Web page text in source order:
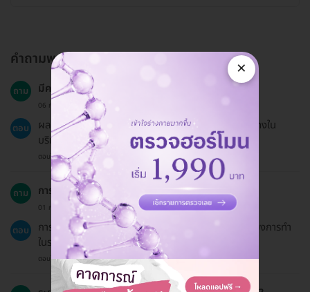
คำถามพบบ่อย
ถาม มีความเสี่ยงหรือผลข้างเคียงที่ควรรู้ไหม?
06 ก.ค. 2023
ตอบ
ผลข้างเคียงที่อาจเกิดขึ้นได้รวมถึงอาการบวม ช้ำ หรือแดงใน
บริเวณที่ฉีด แต่สามารถหายได้เองภายในไม่กี่วัน.
ตอบโดยทีมงาน HD
ถาม การฉีดฟิลเลอร์สามารถทำได้ในทุกฤดูกาลหรือไม่?
01 ก.ค. 2024
ตอบ
การฉีดฟิลเลอร์สามารถทำได้ตลอดทั้งปี แต่ควรหลีกเลี่ยงการทำ
ในระหว่างที่มีการเปลี่ยนแปลงอุณหภูมิที่รุนแรง.
ตอบโดยทีมงาน HD
×